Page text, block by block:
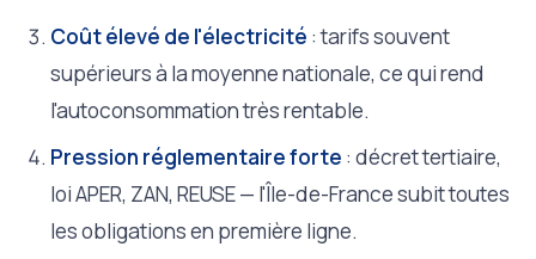
Coût élevé de l'électricité : tarifs souvent
supérieurs à la moyenne nationale, ce qui rend
l'autoconsommation très rentable.
Pression réglementaire forte : décret tertiaire,
loi APER, ZAN, REUSE — l'Île-de-France subit toutes
les obligations en première ligne.